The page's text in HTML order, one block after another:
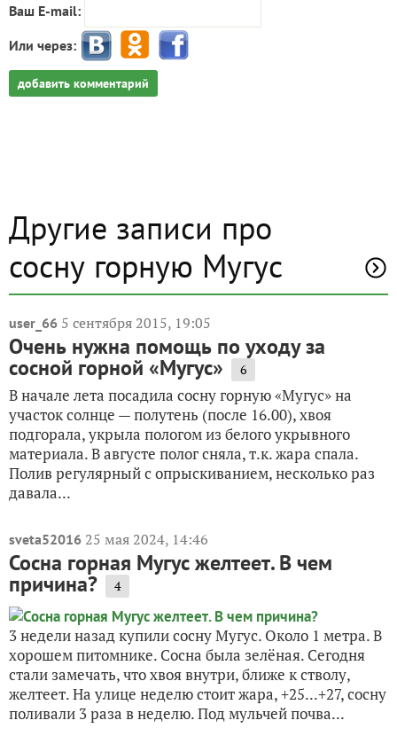
Ваш E-mail:
Или через:
добавить комментарий
Другие записи про
сосну горную Мугус
user_66 5 сентября 2015, 19:05
Очень нужна помощь по уходу за
сосной горной «Мугус» 6
В начале лета посадила сосну горную «Мугус» на
участок солнце — полутень (после 16.00), хвоя
подгорала, укрыла пологом из белого укрывного
материала. В августе полог сняла, т.к. жара спала.
Полив регулярный с опрыскиванием, несколько раз
давала...
sveta52016 25 мая 2024, 14:46
Сосна горная Мугус желтеет. В чем
причина? 4
3 недели назад купили сосну Мугус. Около 1 метра. В
хорошем питомнике. Сосна была зелёная. Сегодня
стали замечать, что хвоя внутри, ближе к стволу,
желтеет. На улице неделю стоит жара, +25...+27, сосну
поливали 3 раза в неделю. Под мульчей почва...